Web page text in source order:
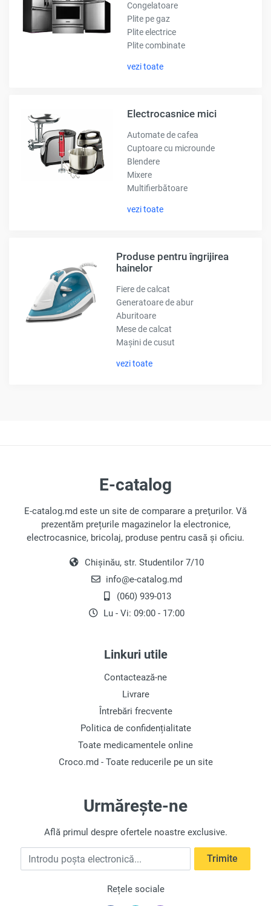
Congelatoare
Plite pe gaz
Plite electrice
Plite combinate
vezi toate
Electrocasnice mici
Automate de cafea
Cuptoare cu microunde
Blendere
Mixere
Multifierbătoare
vezi toate
Produse pentru îngrijirea
hainelor
Fiere de calcat
Generatoare de abur
Aburitoare
Mese de calcat
Mașini de cusut
vezi toate
E-catalog
E-catalog.md este un site de comparare a preţurilor. Vă
prezentăm prețurile magazinelor la electronice,
electrocasnice, bricolaj, produse pentru casă și oficiu.
Chișinău, str. Studentilor 7/10
info@e-catalog.md
(060) 939-013
Lu - Vi: 09:00 - 17:00
Linkuri utile
Contactează-ne
Livrare
Întrebări frecvente
Politica de confidențialitate
Toate medicamentele online
Croco.md - Toate reducerile pe un site
Urmărește-ne
Află primul despre ofertele noastre exclusive.
Introdu poșta electronică Trimite
Rețele sociale